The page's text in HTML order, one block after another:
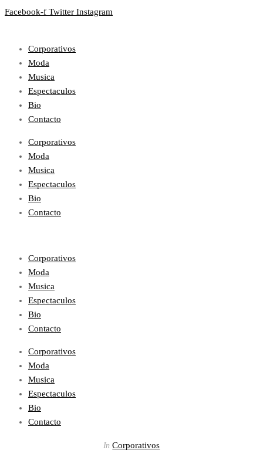
Facebook-f Twitter Instagram
Corporativos
Moda
Musica
Espectaculos
Bio
Contacto
Corporativos
Moda
Musica
Espectaculos
Bio
Contacto
Corporativos
Moda
Musica
Espectaculos
Bio
Contacto
Corporativos
Moda
Musica
Espectaculos
Bio
Contacto
In Corporativos